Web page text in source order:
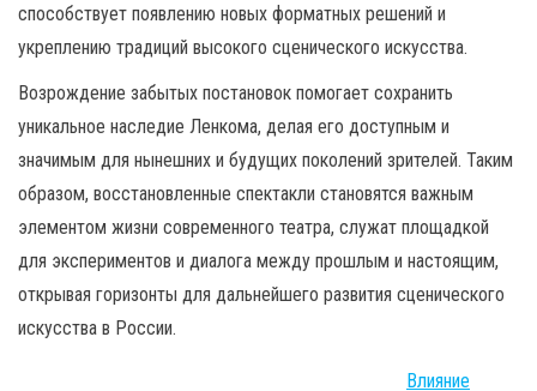
способствует появлению новых форматных решений и
укреплению традиций высокого сценического искусства.
Возрождение забытых постановок помогает сохранить
уникальное наследие Ленкома, делая его доступным и
значимым для нынешних и будущих поколений зрителей. Таким
образом, восстановленные спектакли становятся важным
элементом жизни современного театра, служат площадкой
для экспериментов и диалога между прошлым и настоящим,
открывая горизонты для дальнейшего развития сценического
искусства в России.
Влияние